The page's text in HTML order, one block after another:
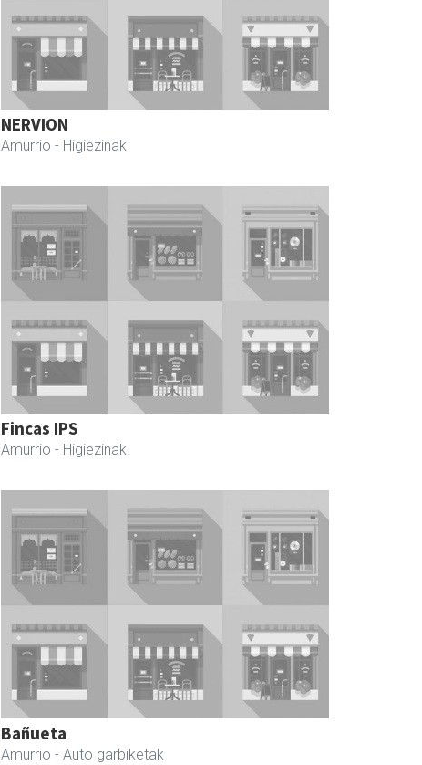
NERVION
Amurrio - Higiezinak
Fincas IPS
Amurrio - Higiezinak
Bañueta
Amurrio - Auto garbiketak